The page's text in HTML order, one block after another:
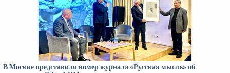
В Москве представили номер журнала «Русская мысль» об